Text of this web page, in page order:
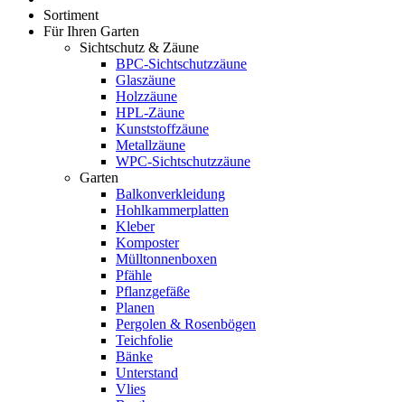
Sortiment
Für Ihren Garten
Sichtschutz & Zäune
BPC-Sichtschutzzäune
Glaszäune
Holzzäune
HPL-Zäune
Kunststoffzäune
Metallzäune
WPC-Sichtschutzzäune
Garten
Balkonverkleidung
Hohlkammerplatten
Kleber
Komposter
Mülltonnenboxen
Pfähle
Pflanzgefäße
Planen
Pergolen & Rosenbögen
Teichfolie
Bänke
Unterstand
Vlies